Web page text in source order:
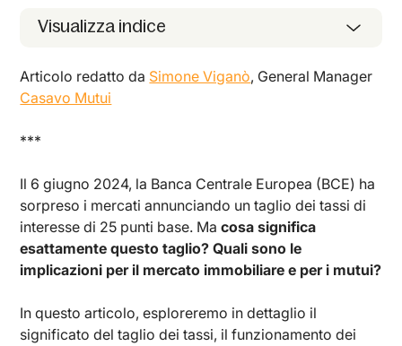
Visualizza indice
Articolo redatto da Simone Viganò, General Manager
Casavo Mutui
***
Il 6 giugno 2024, la Banca Centrale Europea (BCE) ha
sorpreso i mercati annunciando un taglio dei tassi di
interesse di 25 punti base. Macosa significa
esattamente questo taglio? Quali sono le
implicazioni per il mercato immobiliare e per i mutui?
In questo articolo, esploreremo in dettaglio il
significato del taglio dei tassi, il funzionamento dei